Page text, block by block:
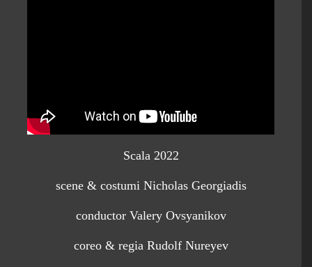
Scala 2022
scene & costumi Nicholas Georgiadis
conductor Valery Ovsyanikov
coreo & regia Rudolf Nureyev